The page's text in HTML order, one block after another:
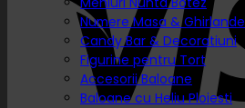
Numere Masa & Ghirlande
Candy Bar & Decoratiuni
Figurine pentru Tort
Accesorii Baloane
Baloane cu Heliu Ploiesti